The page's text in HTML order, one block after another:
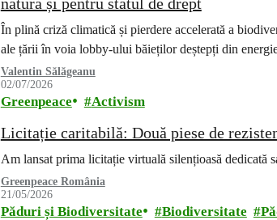
În plină criză climatică și pierdere accelerată a
ale țării în voia lobby-ului băieților deștepți din
Valentin Sălăgeanu
02/07/2026
Greenpeace Activism
Licitație caritabilă: Două piese de
Am lansat prima licitație virtuală silențioasă
Greenpeace România
21/05/2026
Păduri și Biodiversitate Biodiversitate